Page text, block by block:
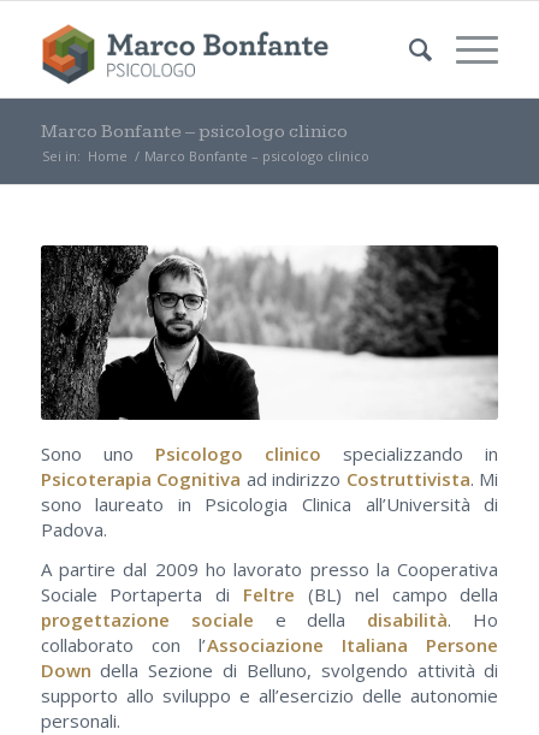
Marco Bonfante – psicologo clinico
Sei in: Home / Marco Bonfante – psicologo clinico
Sono uno Psicologo clinico specializzando in
Psicoterapia Cognitiva ad indirizzo Costruttivista. Mi
sono laureato in Psicologia Clinica all’Università di
Padova.
A partire dal 2009 ho lavorato presso la Cooperativa
Sociale Portaperta di Feltre (BL) nel campo della
progettazione sociale e della disabilità. Ho
collaborato con l’Associazione Italiana Persone
Down della Sezione di Belluno, svolgendo attività di
supporto allo sviluppo e all’esercizio delle autonomie
personali.